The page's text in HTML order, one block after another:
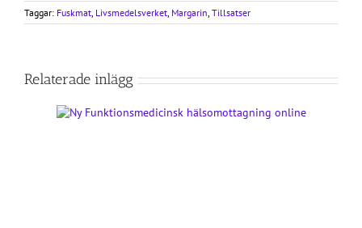
Taggar: Fuskmat, Livsmedelsverket, Margarin, Tillsatser
Relaterade inlägg